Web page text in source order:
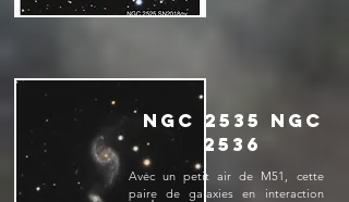
NGC 2535 NGC
2536
Avec un petit air de M51, cette
paire de galaxies en interaction